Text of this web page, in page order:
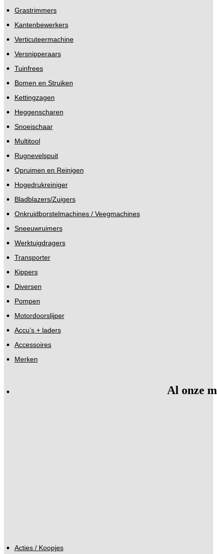
Grastrimmers
Kantenbewerkers
Verticuteermachine
Versnipperaars
Tuinfrees
Bomen en Struiken
Kettingzagen
Heggenscharen
Snoeischaar
Multitool
Rugnevelspuit
Opruimen en Reinigen
Hogedrukreiniger
Bladblazers/Zuigers
Onkruidborstelmachines / Veegmachines
Sneeuwruimers
Werktuigdragers
Transporter
Kippers
Diversen
Pompen
Motordoorslijper
Accu’s + laders
Accessoires
Merken
Al onze
Acties / Koopjes